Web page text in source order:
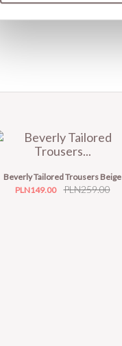
Beverly Tailored Trousers Beige
Price
PLN149.00
Regular
PLN259.00